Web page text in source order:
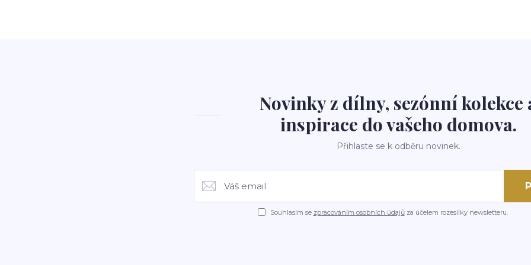
Novinky z dílny, sezónní kolekce
inspirace do vašeho domova.
Přihlaste se k odběru novinek.
Souhlasím se zpracováním osobních údajůza účelem rozesílky newsletteru.